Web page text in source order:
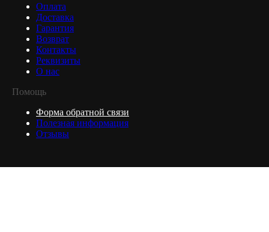
Оплата
Доставка
Гарантия
Возврат
Контакты
Реквизиты
О нас
Помощь
Форма обратной связи
Полезная информация
Отзывы